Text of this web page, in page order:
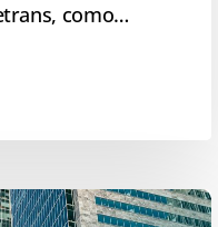
como…